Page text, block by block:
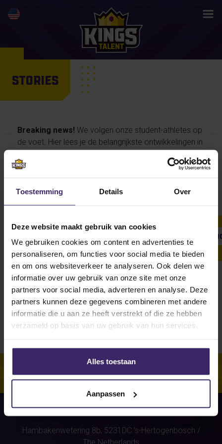
Toestemming Details Over
Deze website maakt gebruik van cookies
We gebruiken cookies om content en advertenties te
personaliseren, om functies voor social media te bieden
en om ons websiteverkeer te analyseren. Ook delen we
informatie over uw gebruik van onze site met onze
partners voor social media, adverteren en analyse. Deze
partners kunnen deze gegevens combineren met andere
informatie die u aan ze heeft verstrekt of die ze hebben
verzameld op basis van uw gebruik van hun services.
Alles toestaan
Aanpassen
STORIES
Breaking news! We volgen onze student-athletes op
de voet. Hier lees je de belangrijkste ontwikkelingen in
persoonlijke verhalen van onze talenten… en straks
Unfortunately, for this athlete
(Sabien Paumen)were no stories
found.
Hambakenwetering 8b, 5231DC 's-Hertogenbosch /